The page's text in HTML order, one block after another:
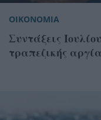
ΟΙΚΟΝΟΜΙΑ
Συντάξεις
τραπεζικής